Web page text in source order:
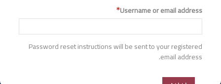
Username or email address
Password reset instructions will be sent to your registered
email address.